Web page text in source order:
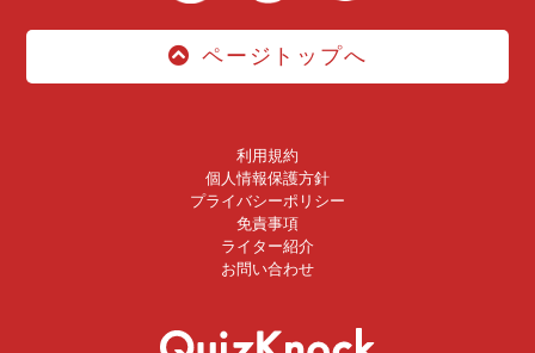
ページトップへ
利用規約
個人情報保護方針
プライバシーポリシー
免責事項
ライター紹介
お問い合わせ